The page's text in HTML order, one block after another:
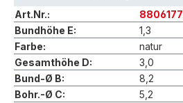
Art.Nr.:
Bundhöhe E:
1,3
Farbe:
natur
Gesamthöhe D:
3,0
Bund-Ø B:
8,2
Bohr.-Ø C:
5,2